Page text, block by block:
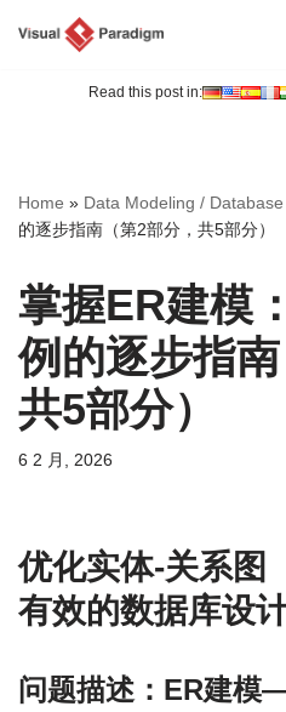
Read this post in:
Home » Data Modeling / Database
的逐步指南（第2部分，共5部分）
掌握ER建模
例的逐步指南
共5部分）
6 2 月, 2026
优化实体-关系图
有效的数据库设
问题描述：ER建